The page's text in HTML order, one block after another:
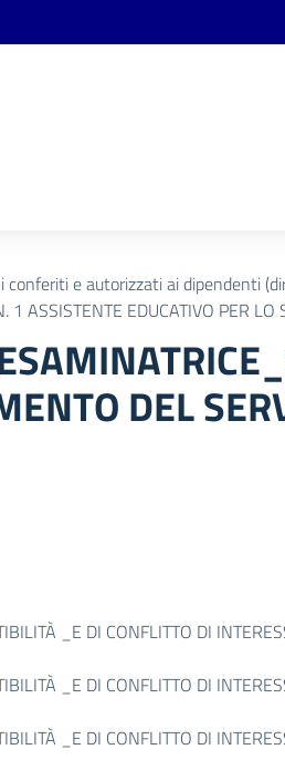
conferiti e autorizzati ai dipendenti
ASSISTENTE EDUCATIVO PER
DEL
_E DI CONFLITTO DI
_E DI CONFLITTO DI
_E DI CONFLITTO DI